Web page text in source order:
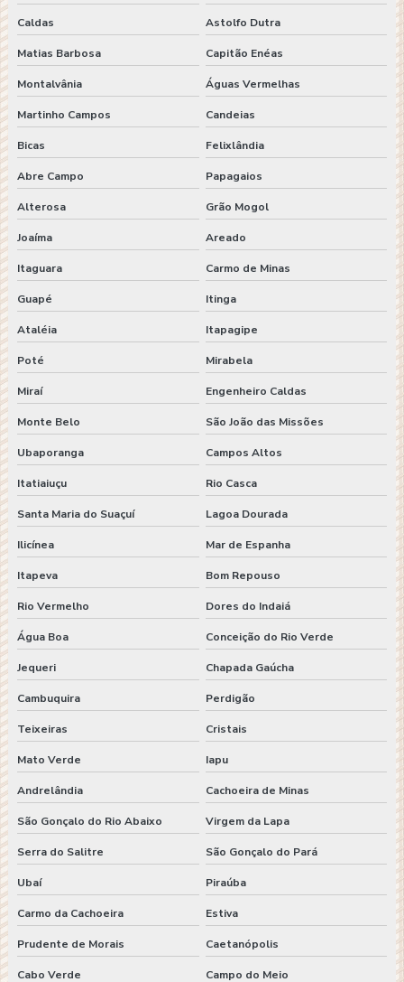
Caldas Astolfo Dutra
Matias Barbosa Capitão Enéas
Montalvânia Águas Vermelhas
Martinho Campos Candeias
Bicas Felixlândia
Abre Campo Papagaios
Alterosa Grão Mogol
Joaíma Areado
Itaguara Carmo de Minas
Guapé Itinga
Ataléia Itapagipe
Poté Mirabela
Miraí Engenheiro Caldas
Monte Belo São João das Missões
Ubaporanga Campos Altos
Itatiaiuçu Rio Casca
Santa Maria do Suaçuí Lagoa Dourada
Ilicínea Mar de Espanha
Itapeva Bom Repouso
Rio Vermelho Dores do Indaiá
Água Boa Conceição do Rio Verde
Jequeri Chapada Gaúcha
Cambuquira Perdigão
Teixeiras Cristais
Mato Verde Iapu
Andrelândia Cachoeira de Minas
São Gonçalo do Rio Abaixo Virgem da Lapa
Serra do Salitre São Gonçalo do Pará
Ubaí Piraúba
Carmo da Cachoeira Estiva
Prudente de Morais Caetanópolis
Cabo Verde Campo do Meio